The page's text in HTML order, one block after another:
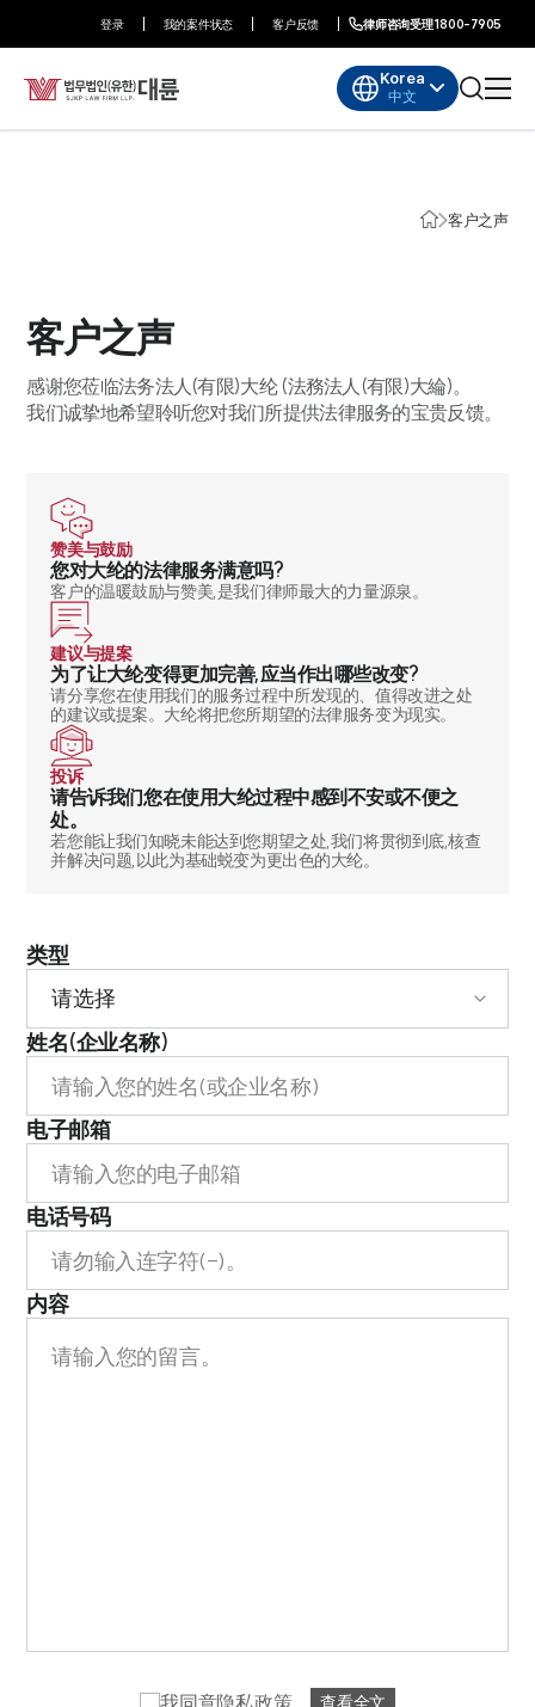
登录 我的案件状态 客户反馈 律师咨询受理1800-7905
Korea
中文
大纶介绍
大纶的优势
企业法律咨询
业务合作·法律咨询企业
客户之声
AI大纶
法律信息（个人）
法律问答
客户评价
业务组/中心
按领域
成员介绍
律师与专家推荐
客户之声
客户之声
感谢您莅临法务法人(有限)大纶 (法務法人(有限)大綸)。
我们诚挚地希望聆听您对我们所提供法律服务的宝贵反馈。
赞美与鼓励
您对大纶的法律服务满意吗?
客户的温暖鼓励与赞美,是我们律师最大的力量源泉。
建议与提案
为了让大纶变得更加完善,应当作出哪些改变?
请分享您在使用我们的服务过程中所发现的、值得改进之处
的建议或提案。大纶将把您所期望的法律服务变为现实。
投诉
请告诉我们您在使用大纶过程中感到不安或不便之
处。
若您能让我们知晓未能达到您期望之处,我们将贯彻到底,核查
并解决问题,以此为基础蜕变为更出色的大纶。
类型
姓名(企业名称)
电子邮箱
电话号码
内容
我同意隐私政策。 查看全文